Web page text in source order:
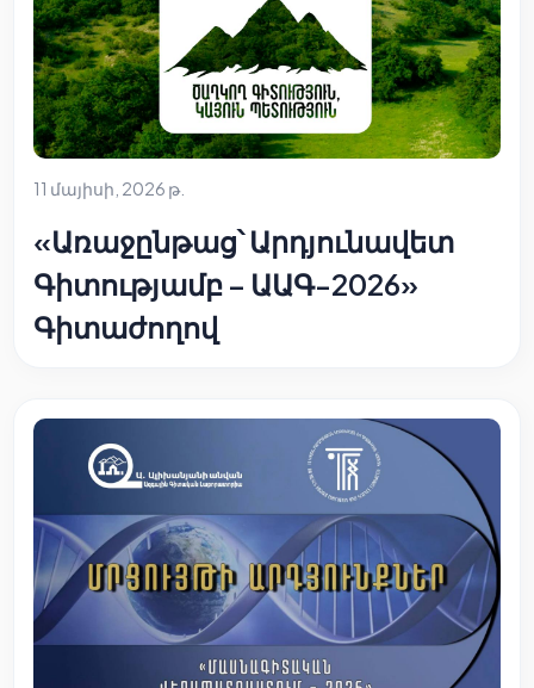
11 մայիսի, 2026 թ.
«Առաջընթաց՝ Արդյունավետ
Գիտությամբ – ԱԱԳ-2026»
Գիտաժողով